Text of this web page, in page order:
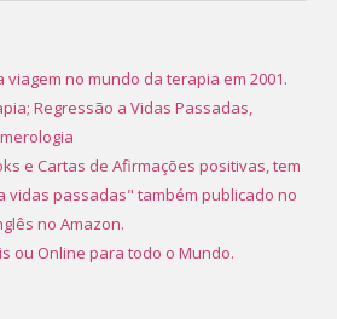
viagem no mundo da terapia em 2001.
Regressão a Vidas Passadas,
e Cartas de Afirmações positivas, tem
vidas passadas" também publicado no
no Amazon.
ou Online para todo o Mundo.